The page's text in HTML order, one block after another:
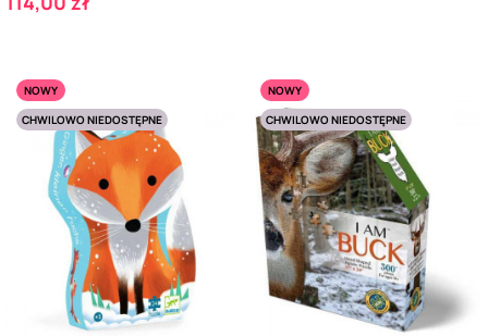
NOWY
CHWILOWO NIEDOSTĘPNE
NOWY
CHWILOWO NIEDOSTĘPNE